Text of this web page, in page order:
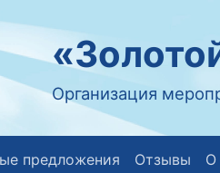
Организация
предложения Отзывы О